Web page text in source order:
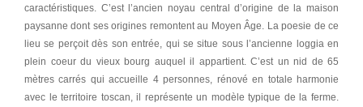
caractéristiques. C’est l’ancien noyau central d’origine de la maison
paysanne dont ses origines remontent au Moyen Âge. La poesie de ce
lieu se perçoit dès son entrée, qui se situe sous l’ancienne loggia en
plein coeur du vieux bourg auquel il appartient. C’est un nid de 65
mètres carrés qui accueille 4 personnes, rénové en totale harmonie
avec le territoire toscan, il représente un modèle typique de la ferme.